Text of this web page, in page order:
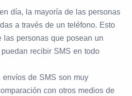
día, la mayoría de las personas
a través de un teléfono. Esto
las personas que posean un
recibir SMS en todo
envíos de SMS son muy
con otros medios de